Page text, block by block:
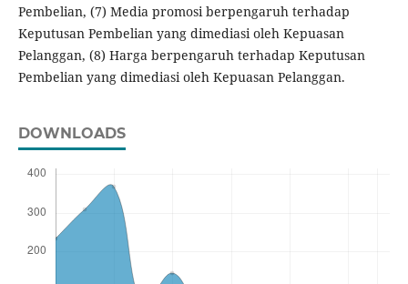
Pembelian, (7) Media promosi berpengaruh terhadap
Keputusan Pembelian yang dimediasi oleh Kepuasan
Pelanggan, (8) Harga berpengaruh terhadap Keputusan
Pembelian yang dimediasi oleh Kepuasan Pelanggan.
DOWNLOADS